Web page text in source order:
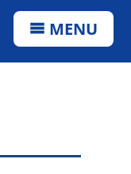
MENU